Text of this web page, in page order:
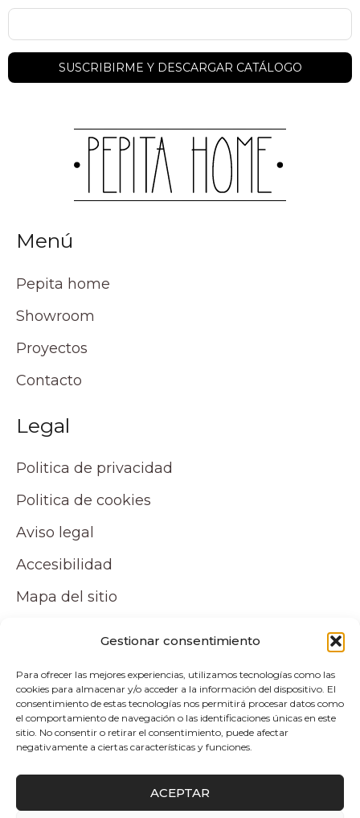
Gestionar consentimiento
Para ofrecer las mejores experiencias, utilizamos tecnologías como las
cookies para almacenar y/o acceder a la información del dispositivo. El
consentimiento de estas tecnologías nos permitirá procesar datos como
el comportamiento de navegación o las identificaciones únicas en este
sitio. No consentir o retirar el consentimiento, puede afectar
negativamente a ciertas características y funciones.
ACEPTAR
Menú
Pepita home
Showroom
Proyectos
Contacto
Legal
Politica de privacidad
Politica de cookies
Aviso legal
Accesibilidad
Mapa del sitio
Tu cuenta
Mi cuenta
Carrito
Politica de envio y devoluciones